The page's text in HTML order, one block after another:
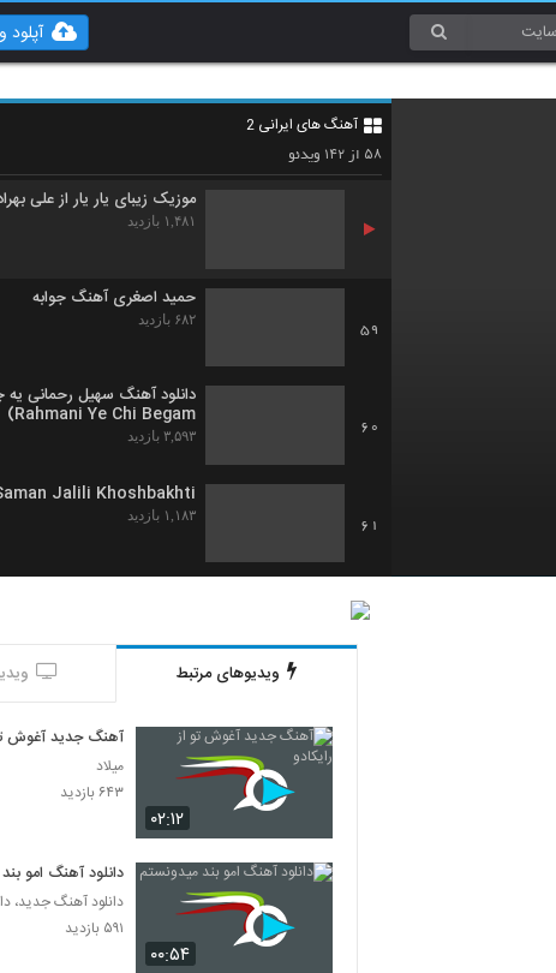
آپلود
آهنگ های ایرانی 2
۵۸ از ۱۴۲ ویدئو
57
دانلود آهنگ من دیوانه
موزیک زیبای یار یار از علی
۱,۴۸۱ بازدید
59
حمید اصغری آهنگ جوابه
۶۸۲ بازدید
60
Rahmani Ye Chi Begam)
۳,۵۹۳ بازدید
61
Jalili Khoshbakhti
۱,۱۸۳ بازدید
62
عمران طاهری آهنگ کیفم کوکه
Velgard)
۶۷۵ بازدید
Az Daste To Ey Yar
۶۵۶ بازدید
ویدیوهای مرتبط
۰۲:۱۲
آهنگ جدید آغوش تو
میلاد
۶۴۳ بازدید
۰۰:۵۴
دانلود آهنگ امو
۵۹۱ بازدید